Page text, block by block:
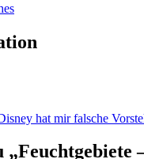
hat mir falsche
„Feuchtgebiete